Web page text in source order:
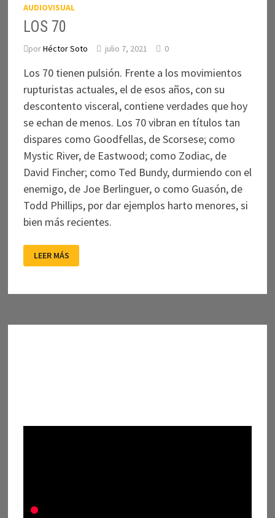
AUDIOVISUAL
LOS 70
porHéctor Soto julio 7, 2021 0
Los 70 tienen pulsión. Frente a los movimientos
rupturistas actuales, el de esos años, con su
descontento visceral, contiene verdades que hoy
se echan de menos. Los 70 vibran en títulos tan
dispares como Goodfellas, de Scorsese; como
Mystic River, de Eastwood; como Zodiac, de
David Fincher; como Ted Bundy, durmiendo con el
enemigo, de Joe Berlinguer, o como Guasón, de
Todd Phillips, por dar ejemplos harto menores, si
bien más recientes.
LOS
70
LEER MÁS